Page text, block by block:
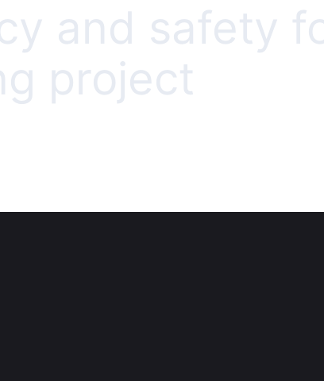
and safety
project